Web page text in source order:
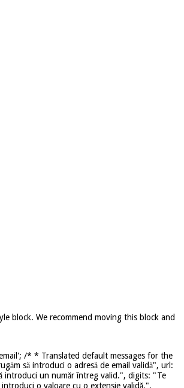
block. We recommend moving this block and
/* * Translated default messages for the
să introduci o adresă de email validă", url:
introduci un număr întreg valid.", digits: "Te
o valoare cu o extensie validă.",